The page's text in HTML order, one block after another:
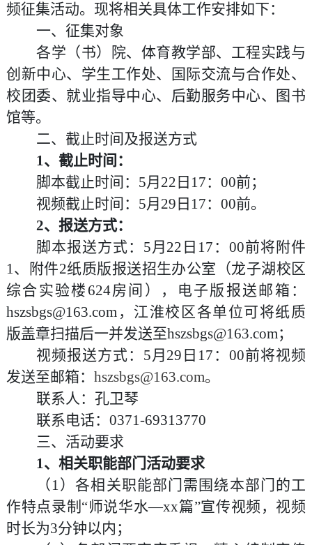
频征集活动。现将相关具体工作安排如下：
一、征集对象
各学（书） 院、体育教学部、工程实践与
创新中心、学生工作处、国际交流与合作处、
校团委、就业指导中心、后勤服务中心、图书
馆等。
二、 截止时间及报送方式
1、截止时间：
脚本截止时间： 5月 22 日 17： 00前；
视频截止时间： 5月 29 日 17： 00前。
2、报送方式：
脚本报送方式： 5月 22 日 17 ：00前将附件
1、附件2纸质版报送招生办公室（龙子湖校区
综合实验楼 624房间），电子版报送邮箱：
hszsbgs@163.com ，江淮校区各单位可将纸质
版盖章扫描后一并发送至hszsbgs@163.com；
视频报送方式： 5月 29 日 17 ：00前将视频
发送至邮箱： hszsbgs@163.com。
联系人：孔卫琴
联系电话： 0371-69313770
三、 活动要求
1、 相关职能部门活动要求
（ 1）各相关职能部门需围绕本部门的工
作特点录制 “师说华水—xx篇”宣传视频，视频
时长为3分钟以内 ；